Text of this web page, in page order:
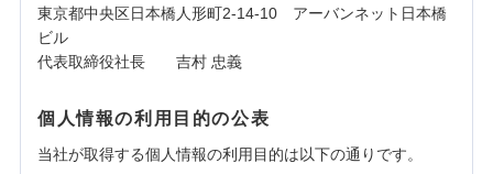
東京都中央区日本橋人形町2-14-10 アーバンネット日本橋
ビル
代表取締役社長 吉村 忠義
個人情報の利用目的の公表
当社が取得する個人情報の利用目的は以下の通りです。